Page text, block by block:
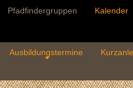
Pfadfindergruppen Kalender
Ausbildungstermine